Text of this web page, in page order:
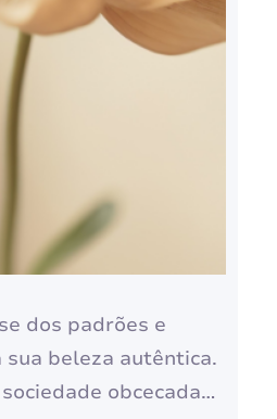
dos padrões e
sua beleza autêntica.
obcecada